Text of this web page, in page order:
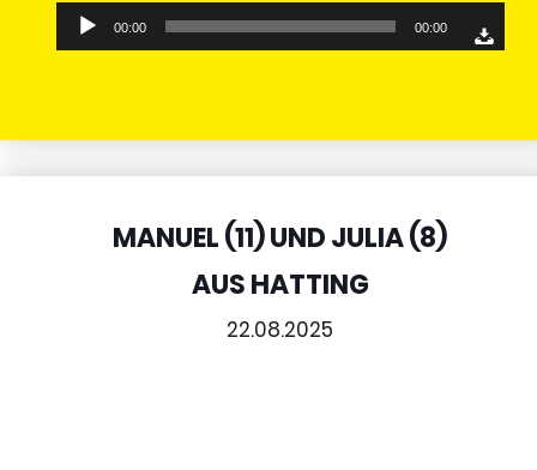
Audio-
Player
00:00 00:00
MANUEL (11) UND JULIA (8)
AUS HATTING
22.08.2025